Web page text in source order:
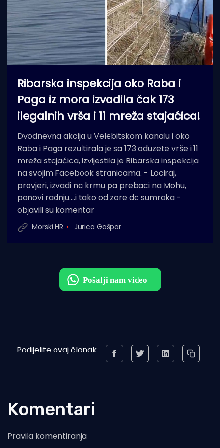
Ribarska inspekcija oko Raba i
Paga iz mora izvadila čak 173
ilegalnih vrša i 11 mreža stajaćica!
Dvodnevna akcija u Velebitskom kanalu i oko
Raba i Paga rezultirala je sa 173 oduzete vrše i 11
mreža stajaćica, izvijestila je Ribarska inspekcija
na svojim Facebook stranicama. - Lociraj,
provjeri, izvadi na krmu pa prebaci na Mohu,
ponovi radnju....i tako od zore do sumraka -
objavili su komentar
Morski HR Jurica Gašpar
Podijelite ovaj članak
Komentari
Pravila komentiranja